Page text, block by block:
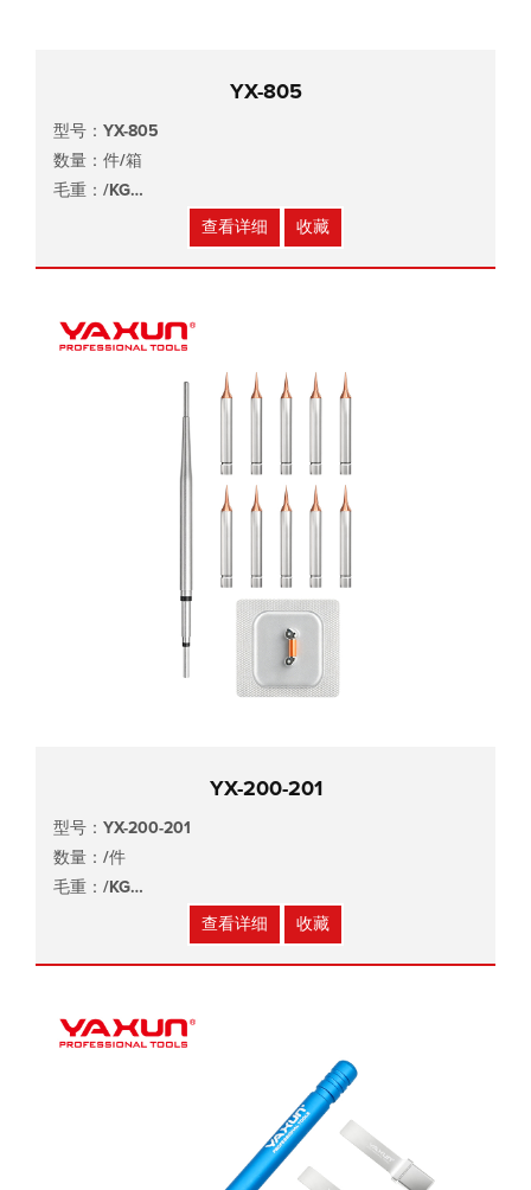
YX-805
型号：YX-805
数量：件/箱
毛重：/KG
查看详细 收藏
YX-200-201
型号：YX-200-201
数量：/件
毛重：/KG
查看详细 收藏